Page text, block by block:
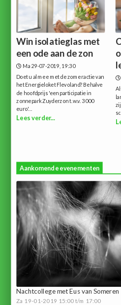
Win isolatieglas met
een ode aan de zon
Ma 29-07-2019, 19:30
Doet u al mee met de zomeractie van
het Energieloket Flevoland? Behalve
de hoofdprijs 'een participatie in
zonnepark Zuyderzon t.w.v. 3000
euro'...
Lees verder...
Aankomende evenementen
Nachtcollege met Eus van Someren
Za 19-01-2019 15:00 t/m 17:00